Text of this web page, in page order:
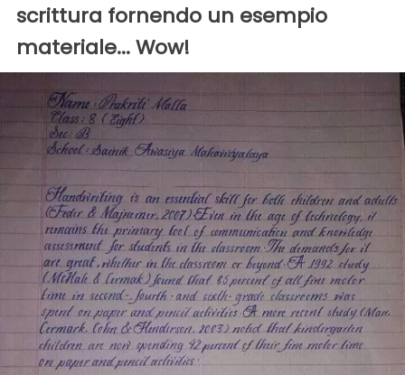
scrittura fornendo un esempio
materiale... Wow!